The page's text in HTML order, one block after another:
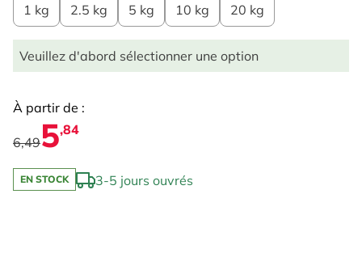
1 kg
2.5 kg 5 kg 10 kg 20 kg
Veuillez d'abord sélectionner une option
À partir de :
6,495,84
EN STOCK 3-5 jours ouvrés